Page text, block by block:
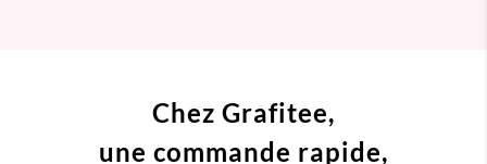
Chez Grafitee,
une commande rapide,